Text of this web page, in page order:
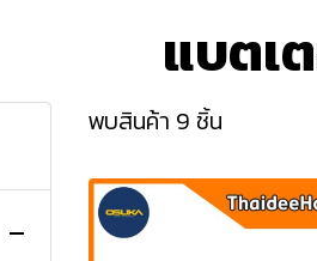
แบตเ
พบสินค้า 9 ชิ้น